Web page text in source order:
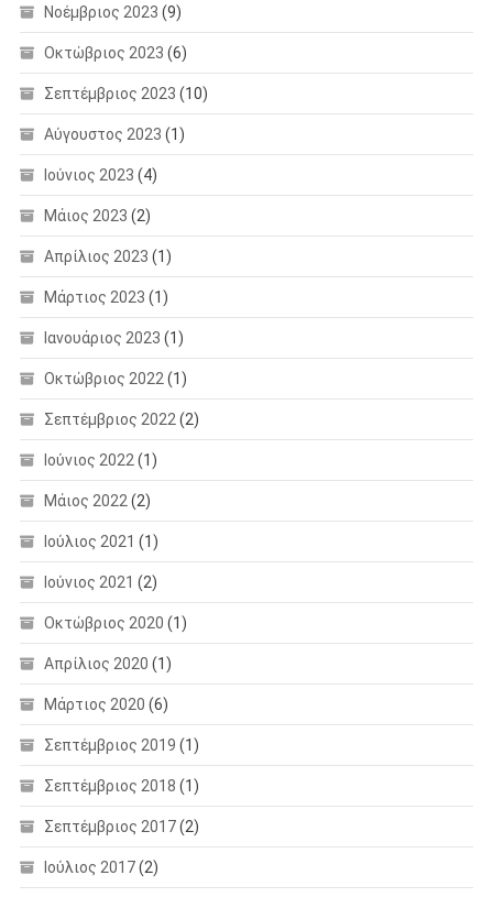
Νοέμβριος 2023 (9)
Οκτώβριος 2023 (6)
Σεπτέμβριος 2023 (10)
Αύγουστος 2023 (1)
Ιούνιος 2023 (4)
Μάιος 2023 (2)
Απρίλιος 2023 (1)
Μάρτιος 2023 (1)
Ιανουάριος 2023 (1)
Οκτώβριος 2022(1)
Σεπτέμβριος 2022(2)
Ιούνιος 2022(1)
Μάιος 2022(2)
Ιούλιος 2021 (1)
Ιούνιος 2021 (2)
Οκτώβριος 2020 (1)
Απρίλιος 2020 (1)
Μάρτιος 2020 (6)
Σεπτέμβριος 2019 (1)
Σεπτέμβριος 2018 (1)
Σεπτέμβριος 2017(2)
Ιούλιος 2017(2)